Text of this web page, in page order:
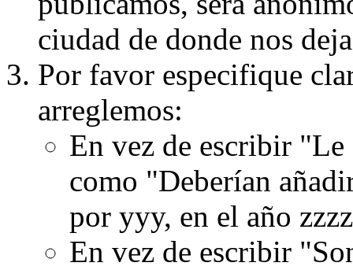
ciudad de donde nos
Por favor especifique
arreglemos:
En vez de escribir
como "Deberían
por yyy, en el año
En vez de escribir